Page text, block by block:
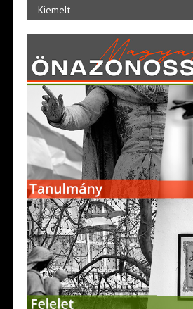
Kiemelt